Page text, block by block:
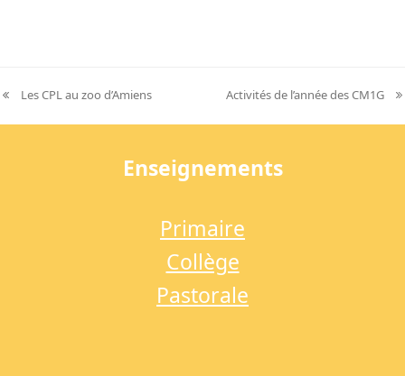
previous
post:
Les CPL au zoo d’Amiens
next
post:
Activités de l’année des CM1G
Enseignements
Primaire
Collège
Pastorale